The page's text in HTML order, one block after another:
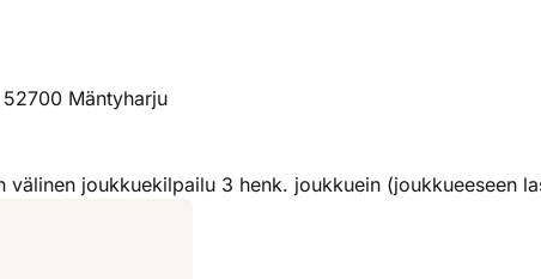
Mäntyharju
joukkuekilpailu 3 henk. joukkuein (joukkueeseen